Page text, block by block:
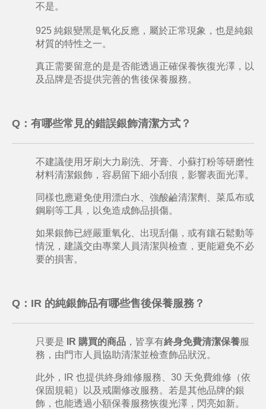
不是。
925 純銀變黑是氧化反應，屬於正常現象，也是純銀
材質的特性之一。
真正需要留意的是是否能透過正確保養恢復光澤，以
及品牌是否提供完善的售後保養服務。
Q： 有哪些常見的錯誤銀飾清潔方式？
不建議使用牙刷大力刷洗、牙膏、小蘇打粉等研磨性
材料清潔銀飾，容易留下細小刮痕，影響表面光澤。
同樣也應避免使用漂白水、強酸鹼清潔劑、菜瓜布或
鋼刷等工具，以免造成飾品損傷。
如果銀飾已經嚴重氧化、出現刮傷，或有鑲石鬆動等
情況，建議交由專業人員清潔與檢查，更能避免不必
要的損害。
Q： IR 的純銀飾品有哪些售後保養服務？
只要是 IR 購買的商品 ，皆享有終身免費清潔保養服
務，由門市人員協助清潔並檢查飾品狀況。
此外，IR 也提供終身維修服務、30 天免費維修（依
保固規範）以及戒圍修改服務。若是其他品牌的銀
飾，也能透過小額保養服務恢復光澤，閃亮如新。